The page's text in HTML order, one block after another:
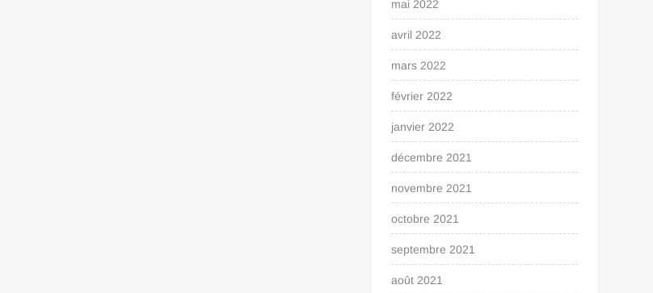
mai 2022
avril 2022
mars 2022
février 2022
janvier 2022
décembre 2021
novembre 2021
octobre 2021
septembre 2021
août 2021